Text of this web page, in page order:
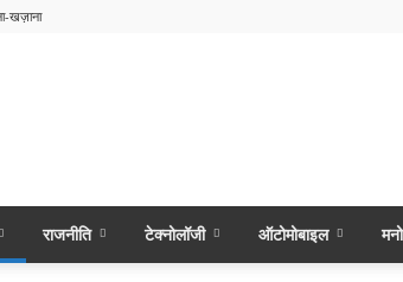
खज़ाना
राजनीति टेक्नोलॉजी ऑटोमोबाइल